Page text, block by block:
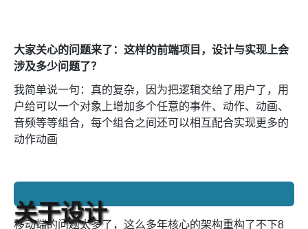
大家关心的问题来了：这样的前端项目，设计与实现上会
涉及多少问题了？
我简单说一句：真的复杂，因为把逻辑交给了用户了，用
户给可以一个对象上增加多个任意的事件、动作、动画、
音频等等组合，每个组合之间还可以相互配合实现更多的
动作动画
关于设计
移动端的问题太多了，这么多年核心的架构重构了不下8